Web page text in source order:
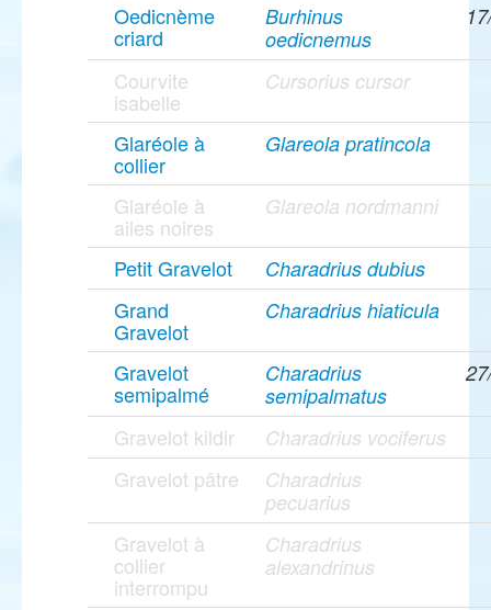
Oedicnème
criard
Burhinus
oedicnemus
Courvite
isabelle
Cursorius cursor
Glaréole à
collier
Glareola pratincola
Glaréole à
ailes noires
Glareola nordmanni
Petit Gravelot Charadrius dubius
Grand
Gravelot
Charadrius hiaticula
Gravelot
semipalmé
Charadrius
semipalmatus
Gravelot kildir Charadrius vociferus
Gravelot pâtre
Charadrius
pecuarius
Gravelot à
collier
interrompu
Charadrius
alexandrinus